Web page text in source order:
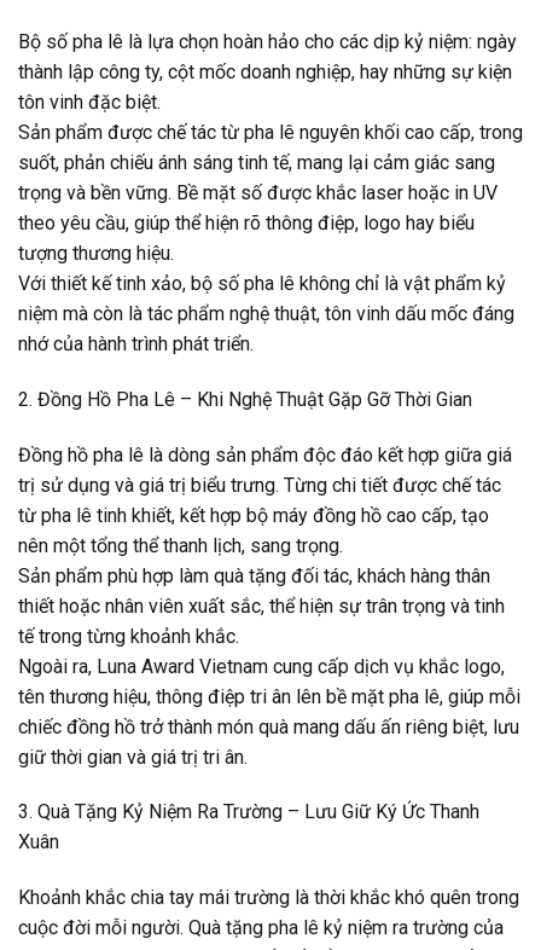
Bộ số pha lê là lựa chọn hoàn hảo cho các dịp kỷ niệm: ngày
thành lập công ty, cột mốc doanh nghiệp, hay những sự kiện
tôn vinh đặc biệt.
Sản phẩm được chế tác từ pha lê nguyên khối cao cấp, trong
suốt, phản chiếu ánh sáng tinh tế, mang lại cảm giác sang
trọng và bền vững. Bề mặt số được khắc laser hoặc in UV
theo yêu cầu, giúp thể hiện rõ thông điệp, logo hay biểu
tượng thương hiệu.
Với thiết kế tinh xảo, bộ số pha lê không chỉ là vật phẩm kỷ
niệm mà còn là tác phẩm nghệ thuật, tôn vinh dấu mốc đáng
nhớ của hành trình phát triển.
2. Đồng Hồ Pha Lê – Khi Nghệ Thuật Gặp Gỡ Thời Gian
Đồng hồ pha lê là dòng sản phẩm độc đáo kết hợp giữa giá
trị sử dụng và giá trị biểu trưng. Từng chi tiết được chế tác
từ pha lê tinh khiết, kết hợp bộ máy đồng hồ cao cấp, tạo
nên một tổng thể thanh lịch, sang trọng.
Sản phẩm phù hợp làm quà tặng đối tác, khách hàng thân
thiết hoặc nhân viên xuất sắc, thể hiện sự trân trọng và tinh
tế trong từng khoảnh khắc.
Ngoài ra, Luna Award Vietnam cung cấp dịch vụ khắc logo,
tên thương hiệu, thông điệp tri ân lên bề mặt pha lê, giúp mỗi
chiếc đồng hồ trở thành món quà mang dấu ấn riêng biệt, lưu
giữ thời gian và giá trị tri ân.
3. Quà Tặng Kỷ Niệm Ra Trường – Lưu Giữ Ký Ức Thanh
Xuân
Khoảnh khắc chia tay mái trường là thời khắc khó quên trong
cuộc đời mỗi người. Quà tặng pha lê kỷ niệm ra trường của